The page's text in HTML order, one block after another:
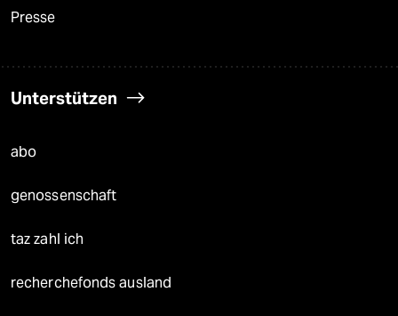
Presse
Unterstützen
abo
genossenschaft
taz zahl ich
recherchefonds ausland